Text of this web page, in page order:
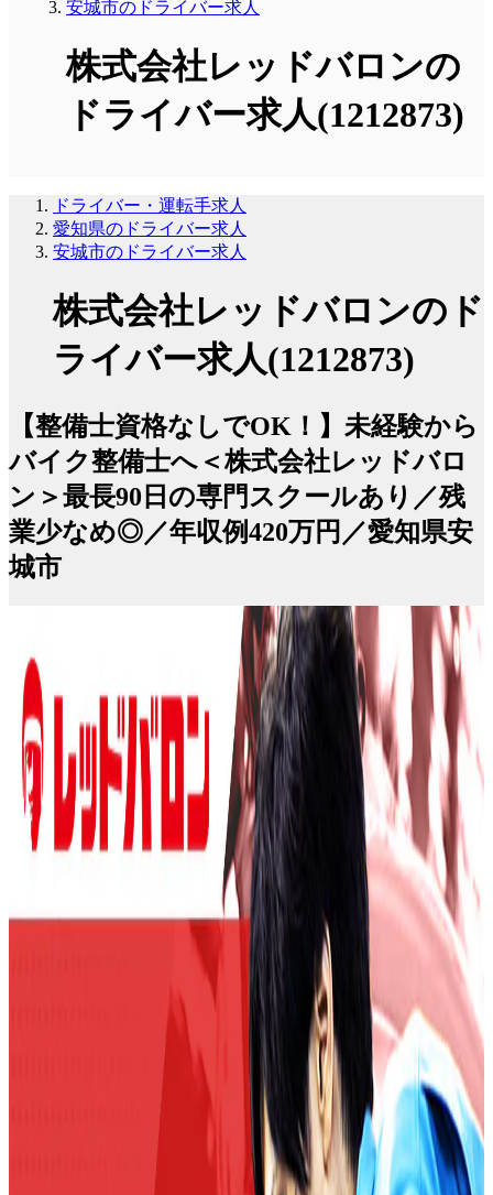
安城市のドライバー求人
株式会社レッドバロンの
ドライバー求人(1212873)
ドライバー・運転手求人
愛知県のドライバー求人
安城市のドライバー求人
株式会社レッドバロンのド
ライバー求人(1212873)
【整備士資格なしでOK！】未経験から
バイク整備士へ＜株式会社レッドバロ
ン＞最長90日の専門スクールあり／残
業少なめ◎／年収例420万円／愛知県安
城市